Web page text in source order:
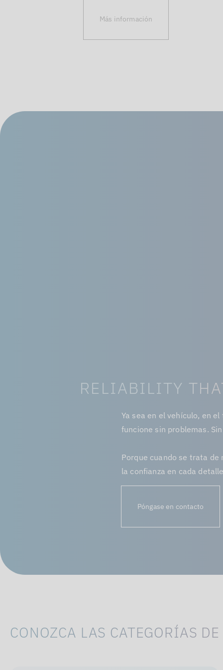
Más información
RELIABILITY
Ya sea en el vehículo, en
funcione sin problemas.
Porque cuando se trata
la confianza en cada
Póngase en contacto
CONOZCA LAS CATEGORÍAS